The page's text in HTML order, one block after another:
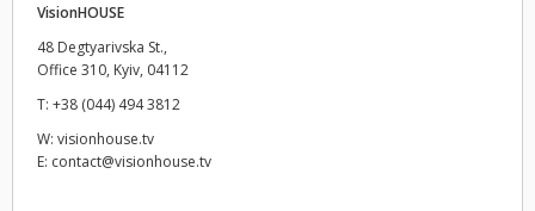
VisionHOUSE
48 Degtyarivska St.,
Office 310, Kyiv, 04112
T: +38 (044) 494 3812
W: visionhouse.tv
E: contact@visionhouse.tv